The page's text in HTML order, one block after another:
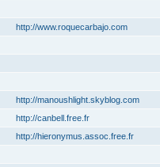
http://www.roquecarbajo.com
http://manoushlight.skyblog.com
http://canbell.free.fr
http://hieronymus.assoc.free.fr